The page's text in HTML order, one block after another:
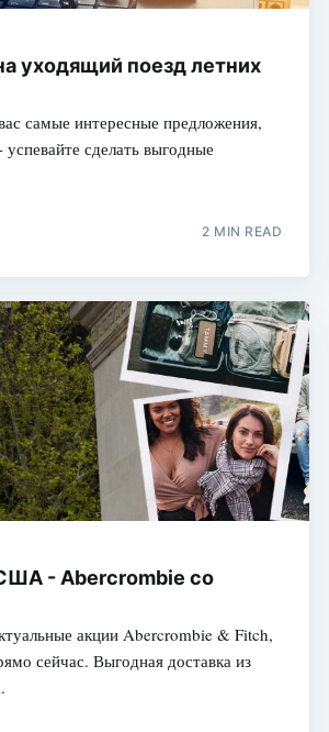
уходящий поезд летних
самые интересные предложения,
сделать выгодные
2 MIN READ
- Abercrombie со
акции Abercrombie & Fitch,
сейчас. Выгодная доставка из